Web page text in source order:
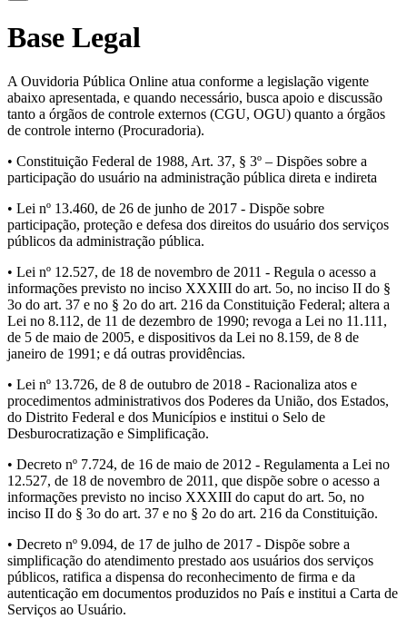
Base Legal
A Ouvidoria Pública Online atua conforme a legislação vigente
abaixo apresentada, e quando necessário, busca apoio e discussão
tanto a órgãos de controle externos (CGU, OGU) quanto a órgãos
de controle interno (Procuradoria).
• Constituição Federal de 1988, Art. 37, § 3º – Dispões sobre a
participação do usuário na administração pública direta e indireta
• Lei nº 13.460, de 26 de junho de 2017 - Dispõe sobre
participação, proteção e defesa dos direitos do usuário dos serviços
públicos da administração pública.
• Lei nº 12.527, de 18 de novembro de 2011 - Regula o acesso a
informações previsto no inciso XXXIII do art. 5o, no inciso II do §
3o do art. 37 e no § 2o do art. 216 da Constituição Federal; altera a
Lei no 8.112, de 11 de dezembro de 1990; revoga a Lei no 11.111,
de 5 de maio de 2005, e dispositivos da Lei no 8.159, de 8 de
janeiro de 1991; e dá outras providências.
• Lei nº 13.726, de 8 de outubro de 2018 - Racionaliza atos e
procedimentos administrativos dos Poderes da União, dos Estados,
do Distrito Federal e dos Municípios e institui o Selo de
Desburocratização e Simplificação.
• Decreto nº 7.724, de 16 de maio de 2012 - Regulamenta a Lei no
12.527, de 18 de novembro de 2011, que dispõe sobre o acesso a
informações previsto no inciso XXXIII do caput do art. 5o, no
inciso II do § 3o do art. 37 e no § 2o do art. 216 da Constituição.
• Decreto nº 9.094, de 17 de julho de 2017 - Dispõe sobre a
simplificação do atendimento prestado aos usuários dos serviços
públicos, ratifica a dispensa do reconhecimento de firma e da
autenticação em documentos produzidos no País e institui a Carta de
Serviços ao Usuário.